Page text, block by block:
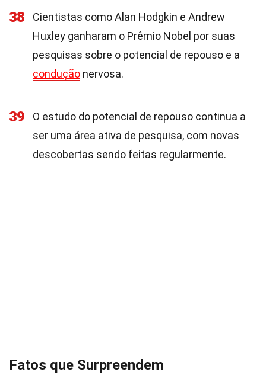
38
Cientistas como Alan Hodgkin e Andrew
Huxley ganharam o Prêmio Nobel por suas
pesquisas sobre o potencial de repouso e a
condução nervosa.
39
O estudo do potencial de repouso continua a
ser uma área ativa de pesquisa, com novas
descobertas sendo feitas regularmente.
Fatos que Surpreendem